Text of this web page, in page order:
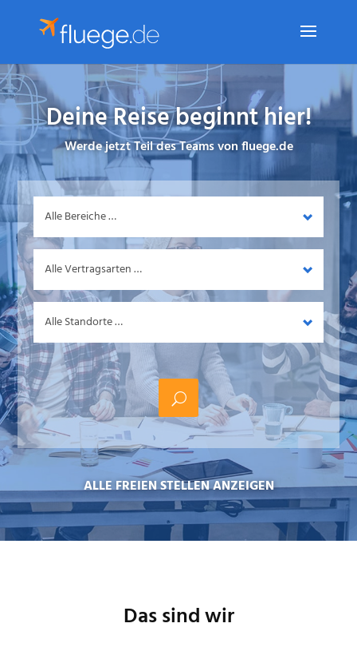
Deine Reise beginnt hier!
Werde jetzt Teil des Teams von fluege.de
Bereich
Vertragsart
Standort
ALLE FREIEN STELLEN ANZEIGEN
Das sind wir